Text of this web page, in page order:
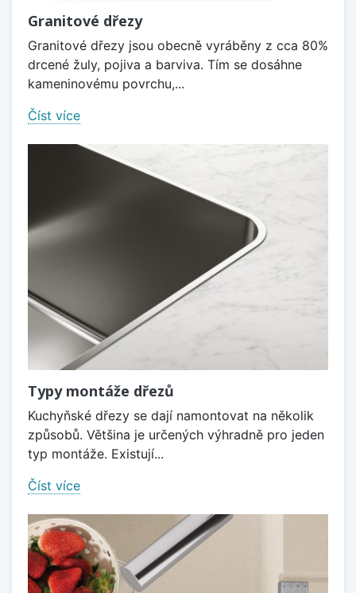
Granitové dřezy
Granitové dřezy jsou obecně vyráběny z cca 80%
drcené žuly, pojiva a barviva. Tím se dosáhne
kameninovému povrchu,...
Číst více
Typy montáže dřezů
Kuchyňské dřezy se dají namontovat na několik
způsobů. Většina je určených výhradně pro jeden
typ montáže. Existují...
Číst více